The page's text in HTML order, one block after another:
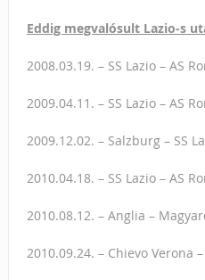
Eddig megvalósult Lazio-s
2008.03.19. – SS Lazio – AS
2009.04.11. – SS Lazio – AS
2009.12.02. – Salzburg – SS
2010.04.18. – SS Lazio – AS
2010.08.12. – Anglia –
2010.09.24. – Chievo Verona